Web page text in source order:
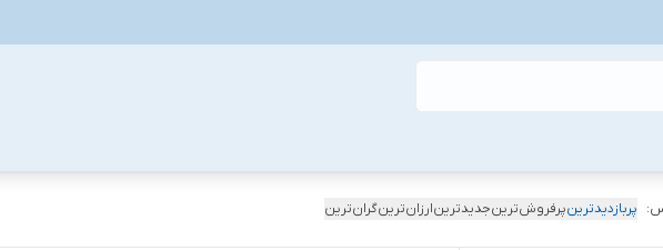
پربازدیدترینپرفروش‌ترینجدیدترینارزان‌ترینگران‌ترین